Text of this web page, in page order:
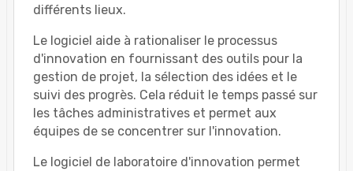
différents lieux.
Le logiciel aide à rationaliser le processus
d'innovation en fournissant des outils pour la
gestion de projet, la sélection des idées et le
suivi des progrès. Cela réduit le temps passé sur
les tâches administratives et permet aux
équipes de se concentrer sur l'innovation.
Le logiciel de laboratoire d'innovation permet